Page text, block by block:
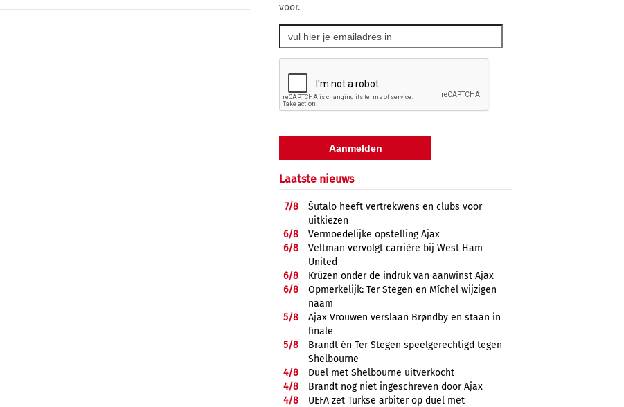
voor.
Laatste nieuws
7/8
Šutalo heeft vertrekwens en clubs voor
uitkiezen
6/8
Vermoedelijke opstelling Ajax
6/8
Veltman vervolgt carrière bij West Ham
United
6/8
Krüzen onder de indruk van aanwinst Ajax
6/8
Opmerkelijk: Ter Stegen en Míchel wijzigen
naam
5/8
Ajax Vrouwen verslaan Brøndby en staan in
finale
5/8
Brandt én Ter Stegen speelgerechtigd tegen
Shelbourne
4/8
Duel met Shelbourne uitverkocht
4/8
Brandt nog niet ingeschreven door Ajax
4/8
UEFA zet Turkse arbiter op duel met